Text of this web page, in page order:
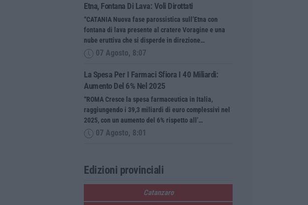
Etna, Fontana Di Lava: Voli Dirottati
“CATANIA Nuova fase parossistica sull’Etna con
fontana di lava presente al cratere Voragine e una
nube eruttiva che si disperde in direzione…
07 Agosto, 8:07
La Spesa Per I Farmaci Sfiora I 40 Miliardi:
Aumento Del 6% Nel 2025
“ROMA Cresce la spesa farmaceutica in Italia,
raggiungendo i 39,3 miliardi di euro complessivi nel
2025, con un aumento del 6% rispetto all’…
07 Agosto, 8:01
Edizioni provinciali
Catanzaro